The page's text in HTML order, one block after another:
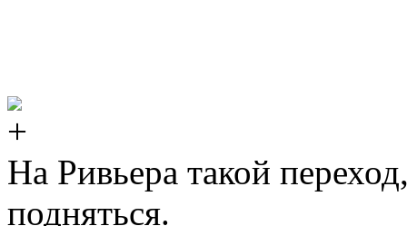
На Ривьера такой
подняться.